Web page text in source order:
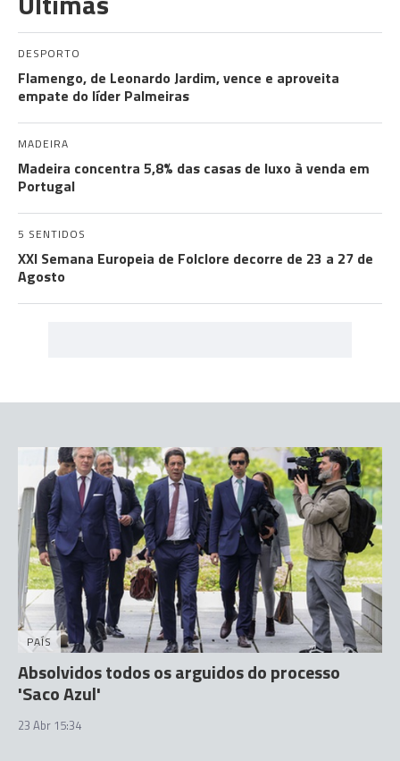
DESPORTO
Flamengo, de Leonardo Jardim, vence e aproveita
empate do líder Palmeiras
MADEIRA
Madeira concentra 5,8% das casas de luxo à venda em
Portugal
5 SENTIDOS
XXI Semana Europeia de Folclore decorre de 23 a 27 de
Agosto
PAÍS
Absolvidos todos os arguidos do processo
'Saco Azul'
23 Abr 15:34